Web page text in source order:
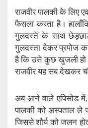
राजवीर पालकी के
फैसला करता है।
गुलदस्ते के साथ
गुलदस्ता देकर प्रपोज
है कि उसे कुछ खुजली हो
राजवीर यह सब देखकर
अब आने वाले एपिसोड
पालकी को अस्पताल ले
जिससे शौर्य को जलन